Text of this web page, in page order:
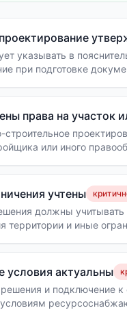
указывать в
при подготовке
права на участок
строительное
или иного
учтены
должны
территории и иные
условия актуальны
и подключение